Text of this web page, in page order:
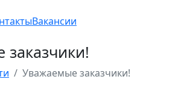
Вакансии
Уважаемые заказчики!